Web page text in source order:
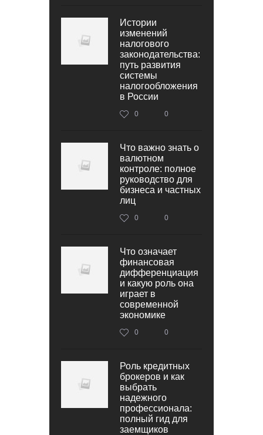
Истории
изменений
налогового
законодательства:
путь развития
системы
налогообложения
в России
0 0
Что важно знать о
валютном
контроле: полное
руководство для
бизнеса и частных
лиц
0 0
Что означает
финансовая
дифференциация
и какую роль она
играет в
современной
экономике
0 0
Роль кредитных
брокеров и как
выбрать
надежного
профессионала:
полный гид для
заемщиков